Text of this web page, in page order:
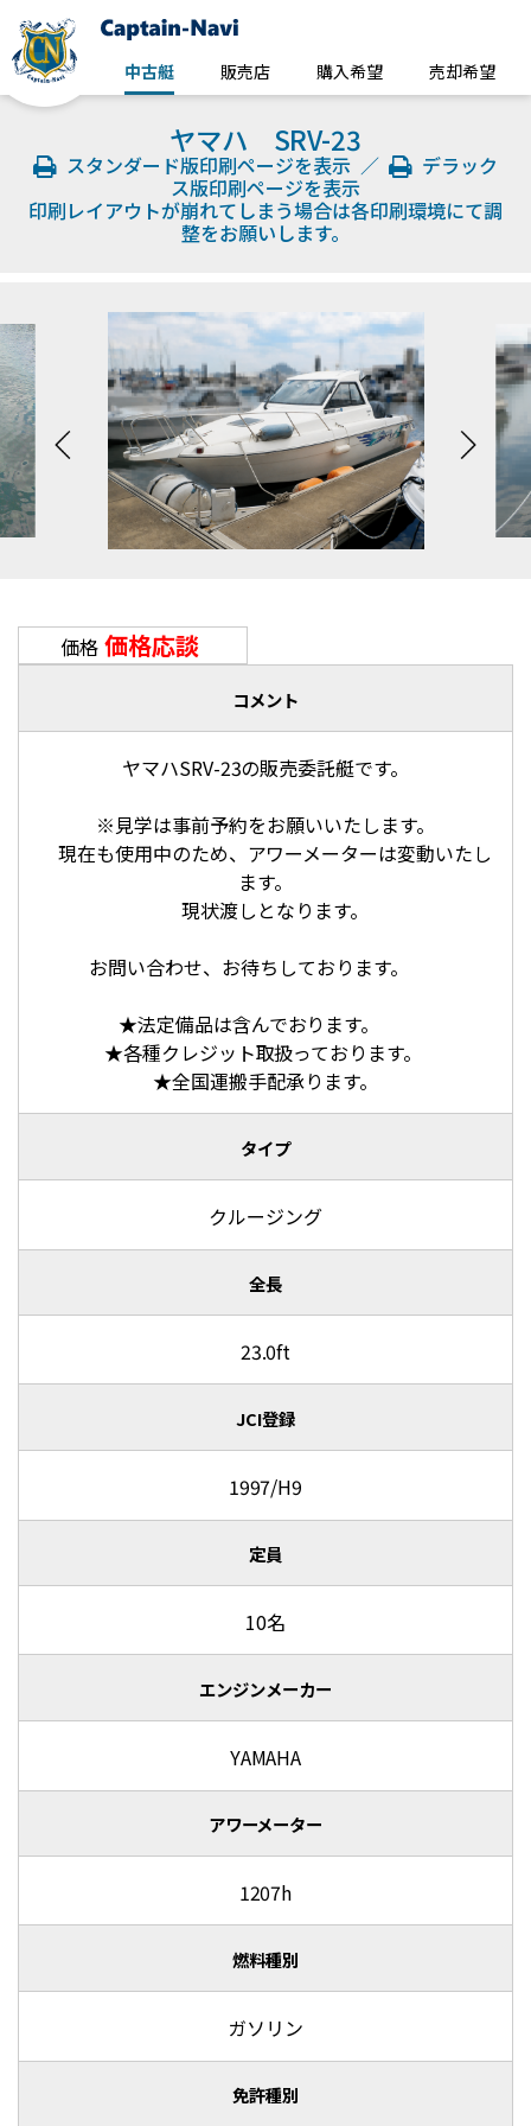
中古艇 販売店 購入希望 売却希望
ヤマハ SRV-23
スタンダード版印刷ページを表示 ／
デラック
ス版印刷ページを表示
印刷レイアウトが崩れてしまう場合は各印刷環境にて調
整をお願いします。
価格 価格応談
コメント
ヤマハSRV-23の販売委託艇です。
※見学は事前予約をお願いいたします。
現在も使用中のため、アワーメーターは変動いたし
ます。
現状渡しとなります。
お問い合わせ、お待ちしております。
★法定備品は含んでおります。
★各種クレジット取扱っております。
★全国運搬手配承ります。
タイプ
クルージング
全長
23.0ft
JCI登録
1997/H9
定員
10名
エンジンメーカー
YAMAHA
アワーメーター
1207h
燃料種別
ガソリン
免許種別